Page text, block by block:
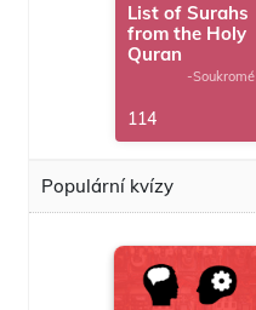
List of Surahs
from the Holy
Quran
-Soukromé
114
Populární kvízy